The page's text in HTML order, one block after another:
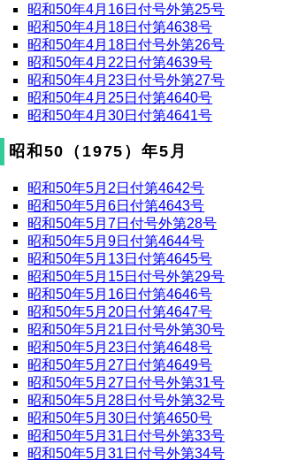
昭和50年4月16日付号外第25号
昭和50年4月18日付第4638号
昭和50年4月18日付号外第26号
昭和50年4月22日付第4639号
昭和50年4月23日付号外第27号
昭和50年4月25日付第4640号
昭和50年4月30日付第4641号
昭和50（1975）年5月
昭和50年5月2日付第4642号
昭和50年5月6日付第4643号
昭和50年5月7日付号外第28号
昭和50年5月9日付第4644号
昭和50年5月13日付第4645号
昭和50年5月15日付号外第29号
昭和50年5月16日付第4646号
昭和50年5月20日付第4647号
昭和50年5月21日付号外第30号
昭和50年5月23日付第4648号
昭和50年5月27日付第4649号
昭和50年5月27日付号外第31号
昭和50年5月28日付号外第32号
昭和50年5月30日付第4650号
昭和50年5月31日付号外第33号
昭和50年5月31日付号外第34号